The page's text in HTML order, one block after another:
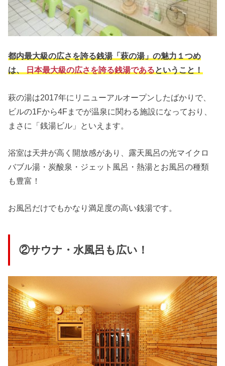
都内最大級の広さを誇る銭湯「萩の湯」の魅力１つめ
は、
日本最大級の広さを誇る銭湯であるということ！
萩の湯は2017年にリニューアルオープンしたばかりで、
ビルの1Fから4Fまでが温泉に関わる施設になっており、
まさに「銭湯ビル」といえます。
浴室は天井が高く開放感があり、露天風呂の光マイクロ
バブル湯・炭酸泉・ジェット風呂・熱湯とお風呂の種類
も豊富！
お風呂だけでもかなり満足度の高い銭湯です。
②サウナ・水風呂も広い！